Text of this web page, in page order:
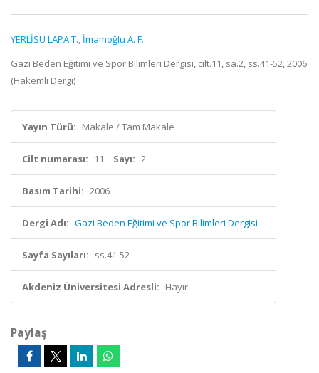
YERLİSU LAPA T., İmamoğlu A. F.
Gazi Beden Eğitimi ve Spor Bilimleri Dergisi, cilt.11, sa.2, ss.41-52, 2006
(Hakemli Dergi)
Yayın Türü: Makale / Tam Makale
Cilt numarası: 11 Sayı: 2
Basım Tarihi: 2006
Dergi Adı: Gazi Beden Eğitimi ve Spor Bilimleri Dergisi
Sayfa Sayıları: ss.41-52
Akdeniz Üniversitesi Adresli: Hayır
Paylaş